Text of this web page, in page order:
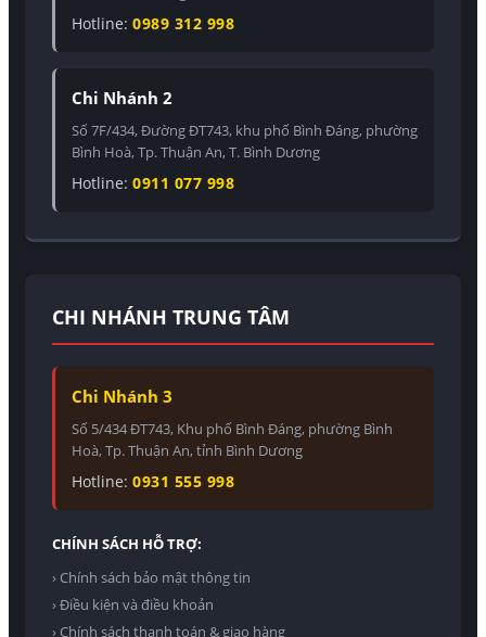
Hotline: 0989 312 998
Chi Nhánh 2
Số 7F/434, Đường ĐT743, khu phố Bình Đáng, phường
Bình Hoà, Tp. Thuận An, T. Bình Dương
Hotline: 0911 077 998
CHI NHÁNH TRUNG TÂM
Chi Nhánh 3
Số 5/434 ĐT743, Khu phố Bình Đáng, phường Bình
Hoà, Tp. Thuận An, tỉnh Bình Dương
Hotline: 0931 555 998
CHÍNH SÁCH HỖ TRỢ:
› Chính sách bảo mật thông tin
› Điều kiện và điều khoản
› Chính sách thanh toán & giao hàng